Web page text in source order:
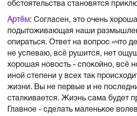
обстоятельства становятся
Артём : Согласен, это очень
подытоживающая наши
опираться. Ответ на вопрос «что
не успеваю, всё рушится, нет
хорошая новость - спокойно, всё
иной степени у всех так
жизни. Вы не первые и не
сталкивается. Жизнь сама будет
Главное - сделать маленькое